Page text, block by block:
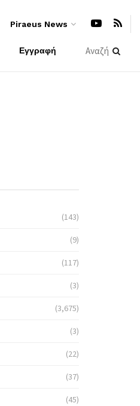
Piraeus News
Εγγραφή
(143)
(9)
(117)
(3)
(3,675)
(3)
(22)
(37)
(45)